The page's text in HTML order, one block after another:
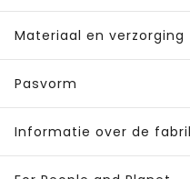
Materiaal en verzorging
Pasvorm
Informatie over de